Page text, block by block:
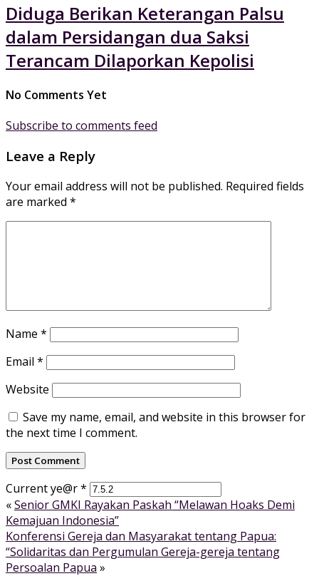
Diduga Berikan Keterangan Palsu
dalam Persidangan dua Saksi
Terancam Dilaporkan Kepolisi
No Comments Yet
Subscribe to comments feed
Leave a Reply
Your email address will not be published. Required fields
are marked *
Name *
Email *
Website
Save my name, email, and website in this browser for
the next time I comment.
Current ye@r*
«Senior GMKI Rayakan Paskah “Melawan Hoaks Demi
Kemajuan Indonesia”
Konferensi Gereja dan Masyarakat tentang Papua:
“Solidaritas dan Pergumulan Gereja-gereja tentang
Persoalan Papua »